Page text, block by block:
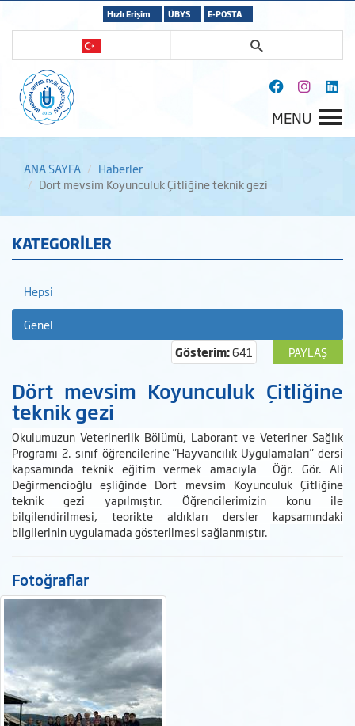
Hızlı Erişim ÜBYS E-POSTA
MENU
ANA SAYFA
Haberler
Dört mevsim Koyunculuk Çitliğine teknik gezi
KATEGORİLER
Hepsi
Genel
PAYLAŞ
Gösterim:641
Dört mevsim Koyunculuk Çitliğine
teknik gezi
Okulumuzun Veterinerlik Bölümü, Laborant ve Veteriner Sağlık
Programı 2. sınıf öğrencilerine "Hayvancılık Uygulamaları" dersi
kapsamında teknik eğitim vermek amacıyla Öğr. Gör. Ali
Değirmencioğlu eşliğinde Dört mevsim Koyunculuk Çitliğine
teknik gezi yapılmıştır. Öğrencilerimizin konu ile
bilgilendirilmesi, teorikte aldıkları dersler kapsamındaki
bilgilerinin uygulamada gösterilmesi sağlanmıştır.
Fotoğraflar